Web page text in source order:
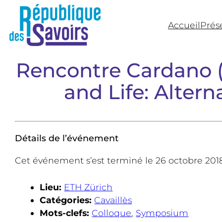
Laboratoire
Accueil
Rencontre Cardano
and Life:
Détails de l’événement
Cet événement s’est terminé le 26 octobre
Lieu: ETH Zürich
Catégories: Cavaillès
Mots-clefs: Colloque, Symposium